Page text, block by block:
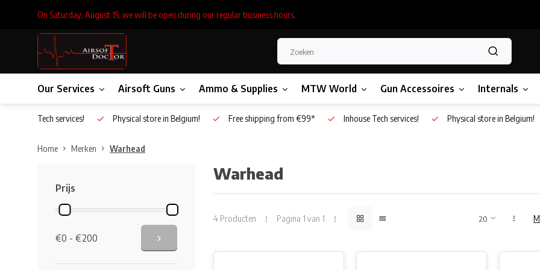
On Saturday, August 15, we will be open during our regular business hours.
Our Services Airsoft Guns Ammo & Supplies MTW World Gun Accessoires Internals
Inhouse Tech services! Physical store in Belgium! Free shipping from €99* Inhouse Tech services! Physical store in Belgium!
Home Merken Warhead
Prijs
€0 - €200
Warhead
4 Producten Pagina 1 van 1